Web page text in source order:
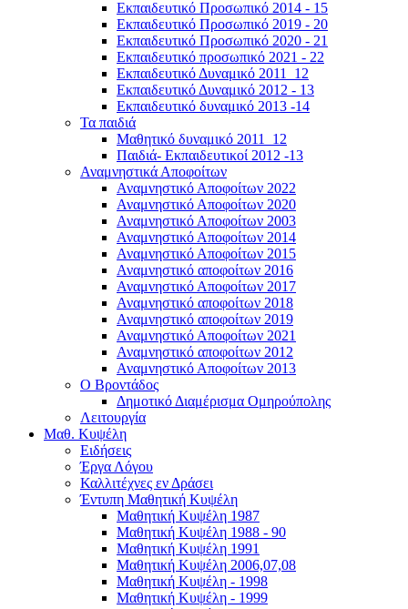
Εκπαιδευτικό Προσωπικό 2014 - 15
Εκπαιδευτικό Προσωπικό 2019 - 20
Εκπαιδευτικό Προσωπικό 2020 - 21
Εκπαιδευτικό προσωπικό 2021 - 22
Εκπαιδευτικό Δυναμικό 2011_12
Εκπαιδευτικό Δυναμικό 2012 - 13
Εκπαιδευτικό δυναμικό 2013 -14
Τα παιδιά
Μαθητικό δυναμικό 2011_12
Παιδιά- Εκπαιδευτικοί 2012 -13
Αναμνηστικά Αποφοίτων
Αναμνηστικό Αποφοίτων 2022
Αναμνηστικό Αποφοίτων 2020
Αναμνηστικό Αποφοίτων 2003
Αναμνηστικό Αποφοίτων 2014
Αναμνηστικό Αποφοίτων 2015
Αναμνηστικό αποφοίτων 2016
Αναμνηστικό Αποφοίτων 2017
Αναμνηστικό αποφοίτων 2018
Αναμνηστικό αποφοίτων 2019
Αναμνηστικό Αποφοίτων 2021
Αναμνηστικό αποφοίτων 2012
Αναμνηστικό Αποφοίτων 2013
Ο Βροντάδος
Δημοτικό Διαμέρισμα Ομηρούπολης
Λειτουργία
Μαθ. Κυψέλη
Ειδήσεις
Έργα Λόγου
Καλλιτέχνες εν Δράσει
Έντυπη Μαθητική Κυψέλη
Μαθητική Κυψέλη 1987
Μαθητική Κυψέλη 1988 - 90
Μαθητική Κυψέλη 1991
Μαθητική Κυψέλη 2006,07,08
Μαθητική Κυψέλη - 1998
Μαθητική Κυψέλη - 1999